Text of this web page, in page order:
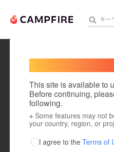
人気
This site is available to
Before continuing,
following.
※ Some features may not
your country, region, or
I agree to the Terms of